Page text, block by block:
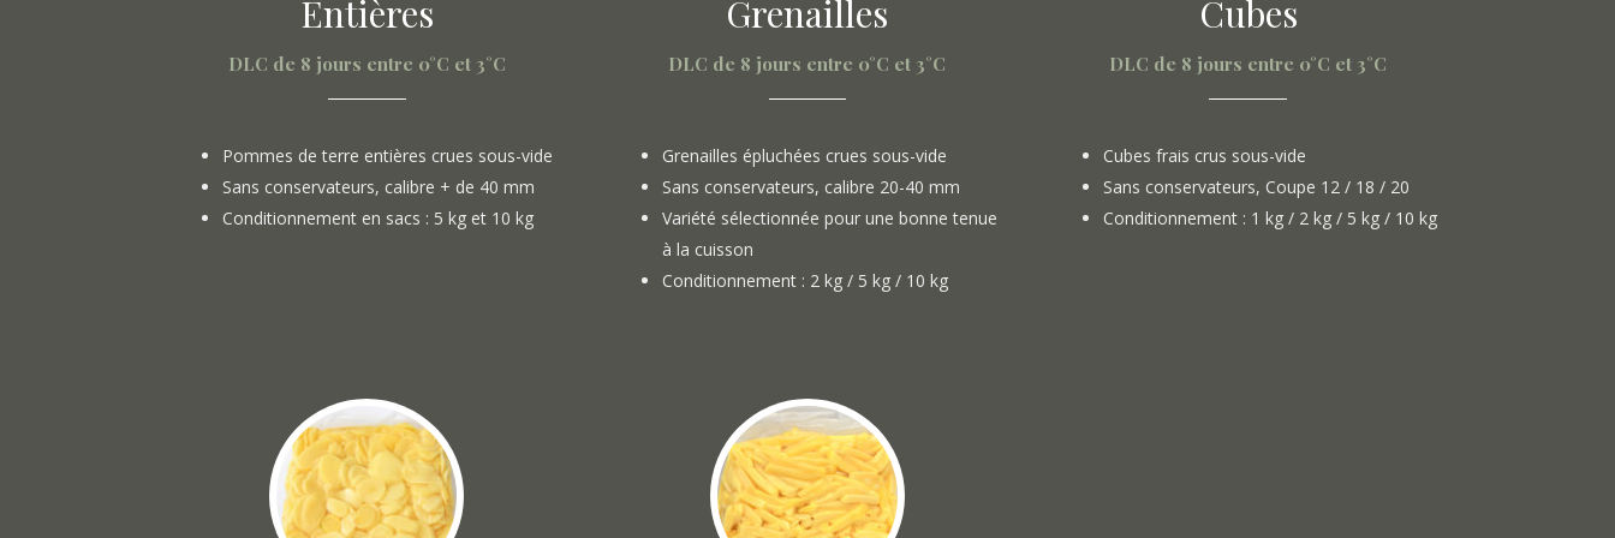
Entières
DLC de 8 jours entre 0°C et 3°C
Pommes de terre entières crues sous-vide
Sans conservateurs, calibre + de 40 mm
Conditionnement en sacs : 5 kg et 10 kg
Grenailles
DLC de 8 jours entre 0°C et 3°C
Grenailles épluchées crues sous-vide
Sans conservateurs, calibre 20-40 mm
Variété sélectionnée pour une bonne tenue
à la cuisson
Conditionnement : 2 kg / 5 kg / 10 kg
Cubes
DLC de 8 jours entre 0°C et 3°C
Cubes frais crus sous-vide
Sans conservateurs, Coupe 12 / 18 / 20
Conditionnement : 1 kg / 2 kg / 5 kg / 10 kg